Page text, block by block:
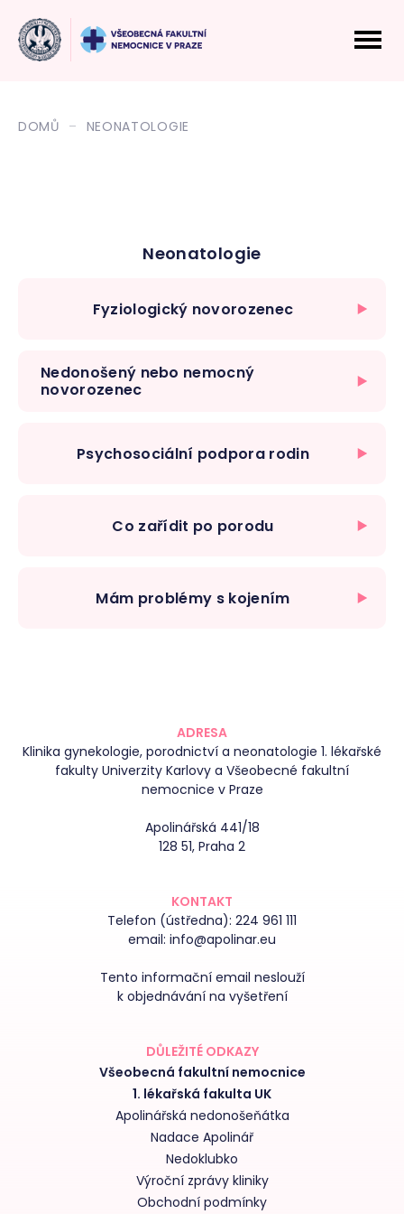
DOMŮ NEONATOLOGIE
Neonatologie
Fyziologický novorozenec
Nedonošený nebo nemocný
novorozenec
Psychosociální podpora rodin
Co zařídit po porodu
Mám problémy s kojením
ADRESA
Klinika gynekologie, porodnictví a neonatologie 1. lékařské
fakulty Univerzity Karlovy a Všeobecné fakultní
nemocnice v Praze
Apolinářská 441/18
128 51, Praha 2
KONTAKT
Telefon (ústředna): 224 961 111
email: info@apolinar.eu
Tento informační email neslouží
k objednávání na vyšetření
DŮLEŽITÉ ODKAZY
Všeobecná fakultní nemocnice
1. lékařská fakulta UK
Apolinářská nedonošeňátka
Nadace Apolinář
Nedoklubko
Výroční zprávy kliniky
Obchodní podmínky